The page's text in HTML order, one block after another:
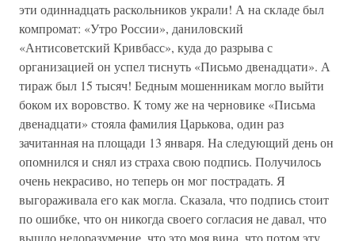
эти одиннадцать раскольников украли! А на складе был
компромат: «Утро России», даниловский
«Антисоветский Кривбасс», куда до разрыва с
организацией он успел тиснуть «Письмо двенадцати». А
тираж был 15 тысяч! Бедным мошенникам могло выйти
боком их воровство. К тому же на черновике «Письма
двенадцати» стояла фамилия Царькова, один раз
зачитанная на площади 13 января. На следующий день он
опомнился и снял из страха свою подпись. Получилось
очень некрасиво, но теперь он мог пострадать. Я
выгораживала его как могла. Сказала, что подпись стоит
по ошибке, что он никогда своего согласия не давал, что
вышло недоразумение, что это моя вина, что потом эту